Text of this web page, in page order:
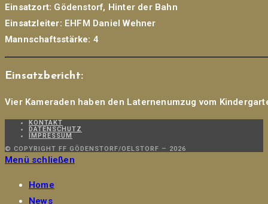
Einsatzort: Gödenstorf, Hinter der Bahn
Einsatzleiter: EHFM Daniel Wehner
Mannschaftsstärke: 4
Einsatzbericht:
Vier Kameraden haben den Laternenumzug vom
KONTAKT
DATENSCHUTZ
IMPRESSUM
© COPYRIGHT FF GÖDENSTORF/OELSTORF – 2026
Menü schließen
Home
News